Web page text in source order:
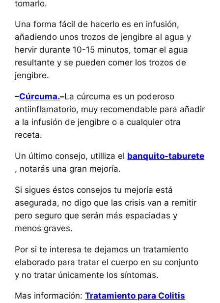
tomarlo.
Una forma fácil de hacerlo es en infusión,
añadiendo unos trozos de jengibre al agua y
hervir durante 10-15 minutos, tomar el agua
resultante y se pueden comer los trozos de
jengibre.
–Cúrcuma.–La cúrcuma es un poderoso
antiinflamatorio, muy recomendable para añadir
a la infusión de jengibre o a cualquier otra
receta.
Un último consejo, utilliza el banquito-taburete
, notarás una gran mejoría.
Si sigues éstos consejos tu mejoría está
asegurada, no digo que las crisis van a remitir
pero seguro que serán más espaciadas y
menos graves.
Por si te interesa te dejamos un tratamiento
elaborado para tratar el cuerpo en su conjunto
y no tratar únicamente los síntomas.
Mas información:Tratamiento para Colitis